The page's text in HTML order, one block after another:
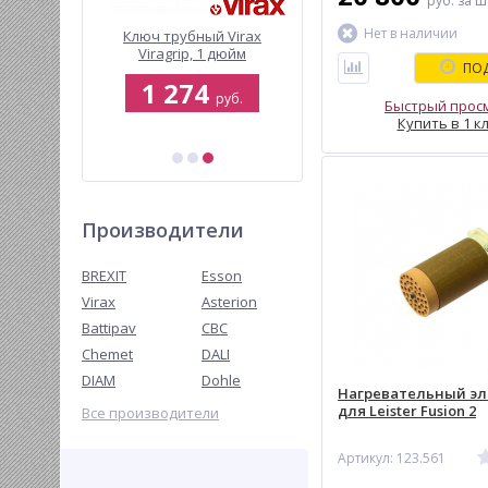
для
G125
Ключ трубный Virax
Viragrip, 1 дюйм
1 274руб.
Передавливатель для
труб гидравлический
BREXIT BrexPRESS GP G180,
16 тонн
80 000 руб.
98 293 руб.
Производители
BREXIT
Esson
Virax
Asterion
Battipav
CBC
Chemet
DALI
DIAM
Dohle
Все производители
Нет в наличии
Быстрый
Купить в 1
Нагревательный
для Leister Fusion 2
Артикул: 123.561